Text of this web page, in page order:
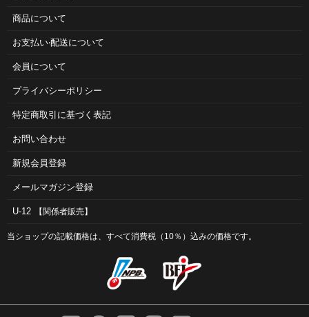
商品について
お⽀払い‧配送について
会員について
プライバシーポリシー
特定商取引に基づく表記
お問い合わせ
新規会員登録
メールマガジン登録
U-12 【関係者販売】
当ショップの記載価格は、すべて消費税（10％）込みの価格です。